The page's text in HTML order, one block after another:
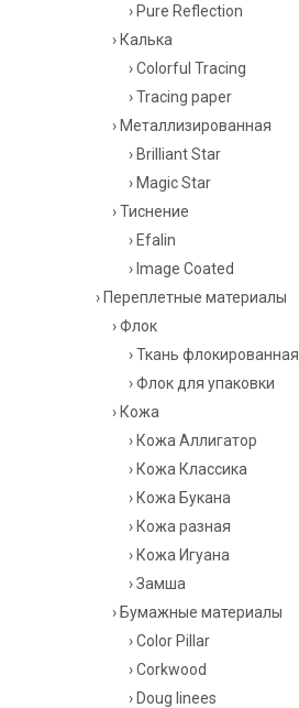
› Pure Reflection
› Калька
› Colorful Tracing
› Tracing paper
› Металлизированная
› Brilliant Star
› Magic Star
› Тиснение
› Efalin
› Image Coated
› Переплетные материалы
› Флок
› Ткань флокированная
› Флок для упаковки
› Кожа
› Кожа Аллигатор
› Кожа Классика
› Кожа Букана
› Кожа разная
› Кожа Игуана
› Замша
› Бумажные материалы
› Color Pillar
› Corkwood
› Doug linees